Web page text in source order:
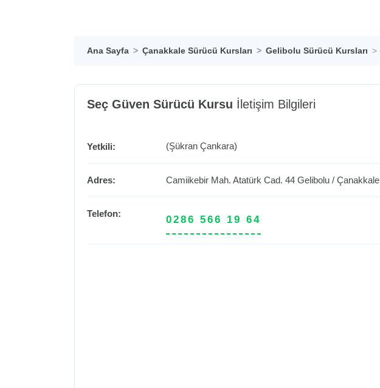
Ana Sayfa Çanakkale Sürücü Kursları Gelibolu Sürücü Kursları
Seç Güven Sürücü Kursu İletişim Bilgileri
Yetkili: (Şükran Çankara)
Adres: Camiikebir Mah. Atatürk Cad. 44 Gelibolu/ Çanakkale
Telefon:
0286 566 19 64